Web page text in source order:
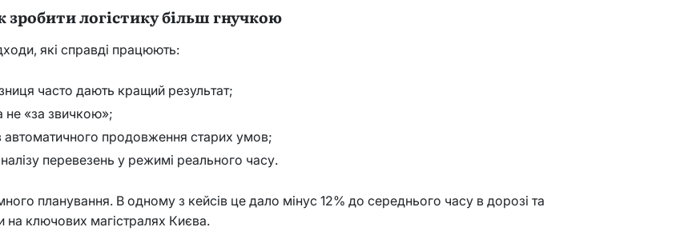
зробити логістику більш гнучкою
які справді працюють:
часто дають кращий результат;
не «за звичкою»;
автоматичного продовження старих умов;
перевезень у режимі реального часу.
планування. В одному з кейсів це дало мінус 12% до середнього часу в дорозі та
на ключових магістралях Києва.